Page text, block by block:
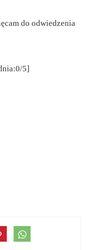
do odwiedzenia
5]